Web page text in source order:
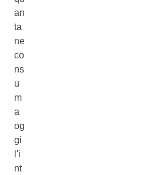
an
ta
ne
co
ns
u
m
a
og
gi
l'i
nt